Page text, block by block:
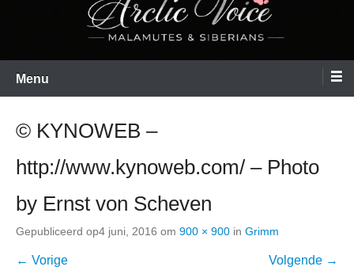
Menu
© KYNOWEB –
http://www.kynoweb.com/ – Photo
by Ernst von Scheven
Gepubliceerd op4 juni, 2016 om 900 × 900 in Grimm
← Vorige Volgende →